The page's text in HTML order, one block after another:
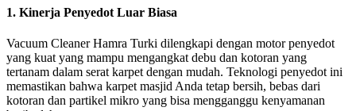
1. Kinerja Penyedot Luar Biasa
Vacuum Cleaner Hamra Turki dilengkapi dengan motor penyedot
yang kuat yang mampu mengangkat debu dan kotoran yang
tertanam dalam serat karpet dengan mudah. Teknologi penyedot ini
memastikan bahwa karpet masjid Anda tetap bersih, bebas dari
kotoran dan partikel mikro yang bisa mengganggu kenyamanan